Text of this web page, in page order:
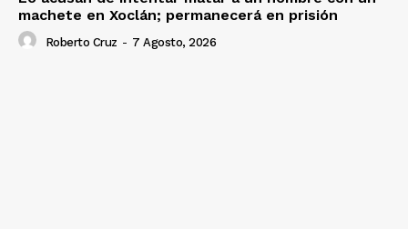
machete en Xoclán; permanecerá en prisión
Roberto Cruz - 7 Agosto, 2026